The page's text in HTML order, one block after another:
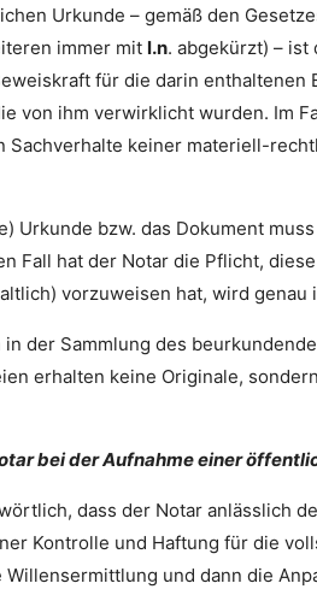
Urkunde – gemäß den
immer mitl.n. abgekürzt) –
für die darin
von ihm verwirklicht wurden. Im
Sachverhalte keiner materiell-
Urkunde bzw. das Dokument
Fall hat der Notar die Pflicht,
vorzuweisen hat, wird
der Sammlung des
erhalten keine Originale,
bei der Aufnahme einer
dass der Notar anlässlich
Kontrolle und Haftung für die
und dann die